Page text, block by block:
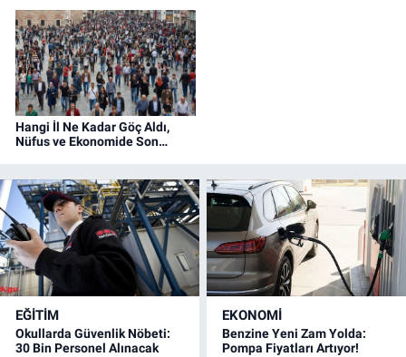
Hangi İl Ne Kadar Göç Aldı,
Nüfus ve Ekonomide Son
EĞİTİM
Okullarda Güvenlik Nöbeti:
30 Bin Personel Alınacak
EKONOMİ
Benzine Yeni Zam Yolda:
Pompa Fiyatları Artıyor!